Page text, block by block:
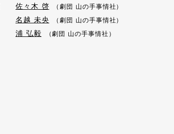
佐々木 啓 （劇団 山の手事情社）
名越 未央 （劇団 山の手事情社）
浦 弘毅 （劇団 山の手事情社）